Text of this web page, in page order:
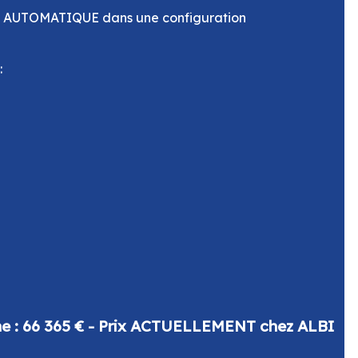
dans une configuration
66 365 € - Prix ACTUELLEMENT chez ALBI